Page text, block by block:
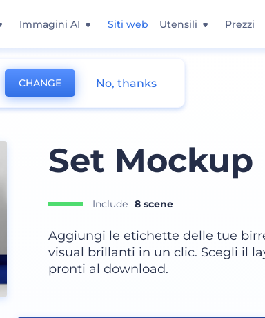
Immagini AI Siti web Utensili Prezzi
Set
Include 8 scene
Aggiungi le etichette delle tue
visual brillanti in un clic. Scegli il
pronti al download.
CHANGE No, thanks